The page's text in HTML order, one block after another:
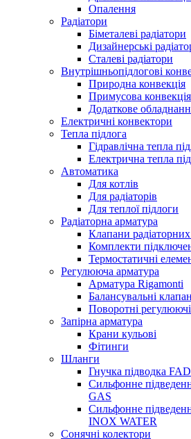
Опалення
Радіатори
Біметалеві радіатори
Дизайнерські
Сталеві радіатори
Внутрішньопідлогові
Природна конвекція
Примусова конвекція
Додаткове
Електричні конвектори
Тепла підлога
Гідравлічна тепла
Електрична тепла
Автоматика
Для котлів
Для радіаторів
Для теплої підлоги
Радіаторна арматура
Клапани радіаторних
Комплекти
Термостатичні
Регулююча арматура
Арматура Rigamonti
Балансувальні
Поворотні
Запірна арматура
Крани кульові
Фітинги
Шланги
Гнучка підводка
Сильфонне
GAS
Сильфонне
INOX WATER
Сонячні колектори